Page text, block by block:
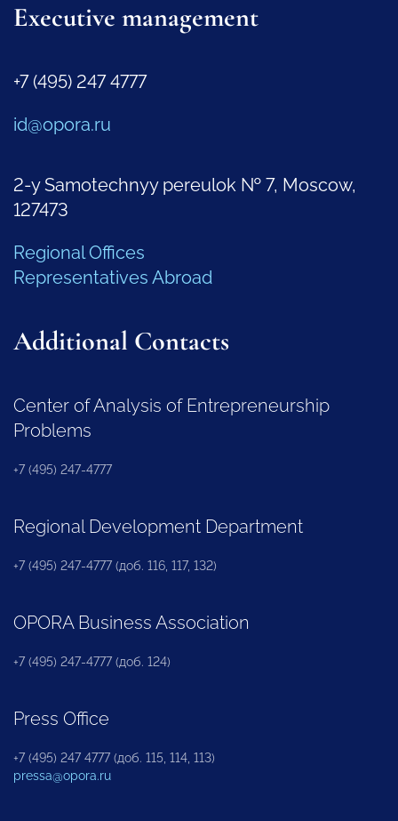
Executive management
+7 (495) 247 4777
id@opora.ru
2-y Samotechnyy pereulok № 7, Moscow,
127473
Regional Offices
Representatives Abroad
Additional Contacts
Center of Analysis of Entrepreneurship
Problems
+7 (495) 247-4777
Regional Development Department
+7 (495) 247-4777 (доб. 116, 117, 132)
OPORA Business Association
+7 (495) 247-4777 (доб. 124)
Press Office
+7 (495) 247 4777 (доб. 115, 114, 113)
pressa@opora.ru